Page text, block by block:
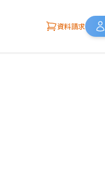
資料請求